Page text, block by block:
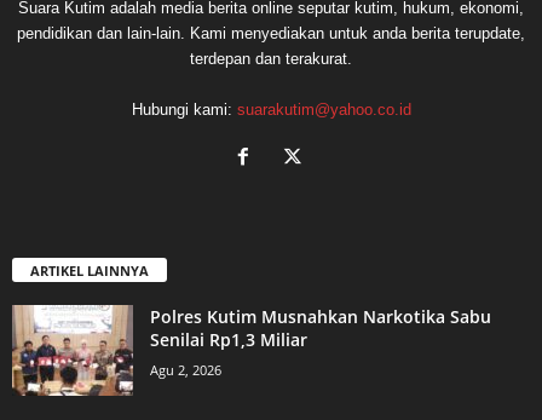
Suara Kutim adalah media berita online seputar kutim, hukum, ekonomi,
pendidikan dan lain-lain. Kami menyediakan untuk anda berita terupdate,
terdepan dan terakurat.
Hubungi kami: suarakutim@yahoo.co.id
ARTIKEL LAINNYA
Polres Kutim Musnahkan Narkotika Sabu
Senilai Rp1,3 Miliar
Agu 2, 2026